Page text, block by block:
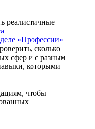
реалистичные
«Профессии»
сколько
сфер и с разным
которыми
чтобы